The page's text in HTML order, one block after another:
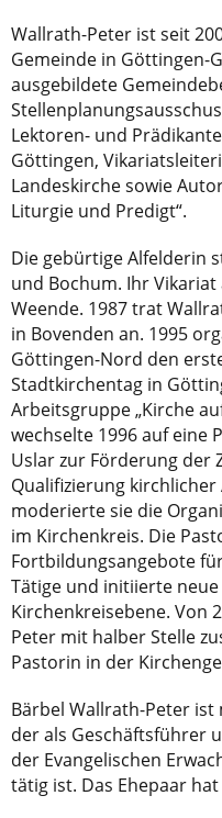
Wallrath-Peter ist seit
Gemeinde in Göttingen-
ausgebildete
Lektoren- und
Göttingen,
Landeskirche sowie
Liturgie und Predigt“.
Die gebürtige Alfelderin
und Bochum. Ihr
Weende. 1987 trat
in Bovenden an. 1995
Göttingen-Nord den
Stadtkirchentag in
Arbeitsgruppe „Kirche
wechselte 1996 auf eine
Uslar zur Förderung der
Qualifizierung
moderierte sie die
im Kirchenkreis. Die
Fortbildungsangebote
Tätige und initiierte
Kirchenkreisebene. Von
Peter mit halber Stelle
Pastorin in der
Bärbel Wallrath-Peter
der als Geschäftsführer
der Evangelischen
tätig ist. Das Ehepaar